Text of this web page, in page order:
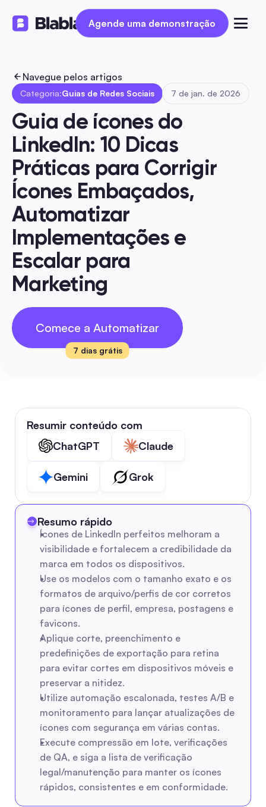
Agende uma demonstração
Agende uma demonstração
Navegue pelos artigos
Categoria:Guias de Redes Sociais 7 de jan. de 2026
Guia de ícones do
LinkedIn: 10 Dicas
Práticas para Corrigir
Ícones Embaçados,
Automatizar
Implementações e
Escalar para
Marketing
Comece a Automatizar
7 dias grátis
Resumir conteúdo com
ChatGPT
Claude
Gemini Grok
Resumo rápido
Ícones de LinkedIn perfeitos melhoram a
visibilidade e fortalecem a credibilidade da
marca em todos os dispositivos.
Use os modelos com o tamanho exato e os
formatos de arquivo/perfis de cor corretos
para ícones de perfil, empresa, postagens e
favicons.
Aplique corte, preenchimento e
predefinições de exportação para retina
para evitar cortes em dispositivos móveis e
preservar a nitidez.
Utilize automação escalonada, testes A/B e
monitoramento para lançar atualizações de
ícones com segurança em várias contas.
Execute compressão em lote, verificações
de QA, e siga a lista de verificação
legal/manutenção para manter os ícones
rápidos, consistentes e em conformidade.